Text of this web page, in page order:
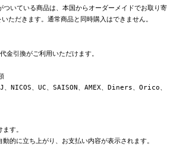
いている商品は、本国からオーダーメイドでお取り寄
ただきます。通常商品と同時購入はできません。
引換がご利用いただけます。
、NICOS、UC、SAISON、AMEX、Diners、Orico、
す。
的に立ち上がり、お支払い内容が表示されます。